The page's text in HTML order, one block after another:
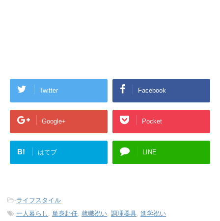
Twitter Facebook
Google+ Pocket
B! はてブ LINE
-ライフスタイル
-一人暮らし 単身赴任 就職祝い 調理器具 進学祝い